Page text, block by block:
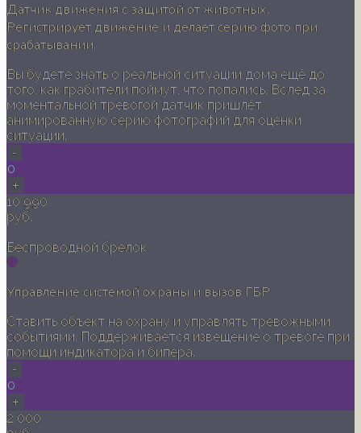
Датчик движения с защитой от животных.
Регистрирует движение и делает серию фото при
срабатывании.
Вы будете знать о реальной ситуации дома ещё до
того, как грабители поймут, что попались. Вслед за
моментальной тревогой датчик пришлёт
анимированную серию фотографий для оценки
ситуации.
-
0
+
10 990
руб.
Беспроводной брелок
Управление системой охраны и вызов ГБР
Ставить объект на охрану и управлять тревожными
событиями. Поддерживается извещение о тревоге при
помощи индикатора и бипера.
-
0
+
2 000